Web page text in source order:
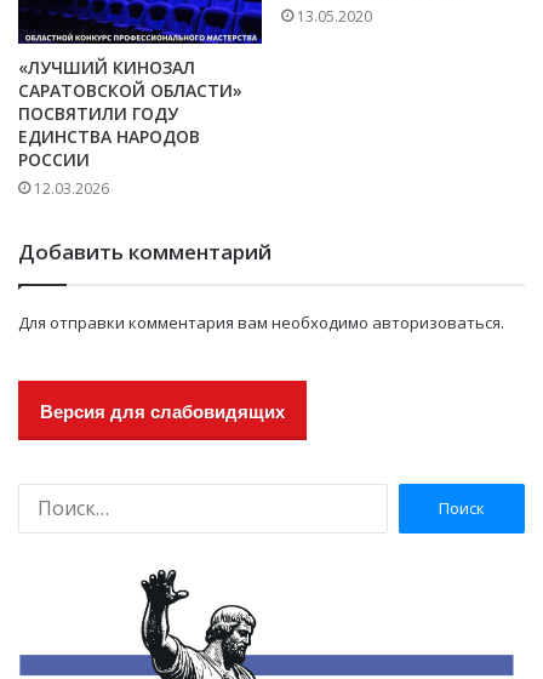
«ЛУЧШИЙ КИНОЗАЛ
САРАТОВСКОЙ ОБЛАСТИ»
ПОСВЯТИЛИ ГОДУ
ЕДИНСТВА НАРОДОВ
РОССИИ
12.03.2026
13.05.2020
Добавить комментарий
Для отправки комментария вам необходимо авторизоваться.
Версия для слабовидящих